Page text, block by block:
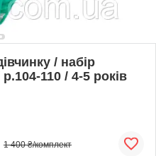
/ набір
110 / 4-5 років
1 400 ₴/комплект